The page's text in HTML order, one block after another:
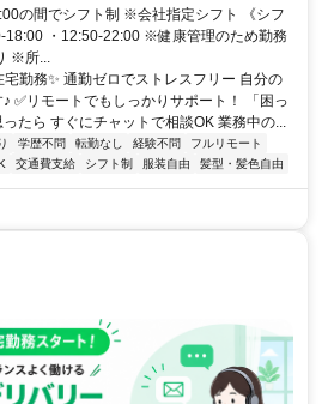
の間でシフト制 ※会社指定シフト 《シフ
18:00 ・12:50-22:00 ※健康管理のため勤務
※所...
勤務✨ 通勤ゼロでストレスフリー 自分の
✅リモートでもしっかりサポート！ 「困っ
たら すぐにチャットで相談OK 業務中の...
学歴不問 転勤なし 経験不問
フルリモート
交通費支給 シフト制 服装自由 髪型・髪色自由